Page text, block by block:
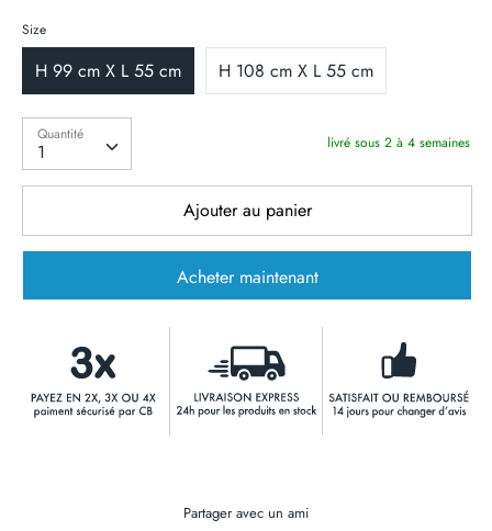
Size
H 99 cm X L 55 cm H 108 cm X L 55 cm
Quantité
1
Quantité livré sous 2 à 4 semaines
Ajouter au panier
Acheter maintenant
Partager avec un ami